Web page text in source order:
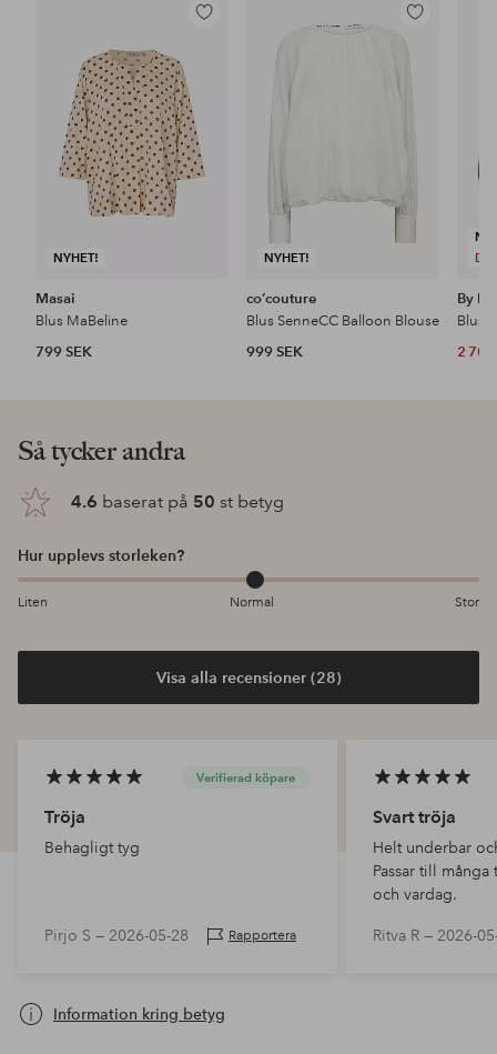
NYHET!
Lägg
Masai
Blus MaBeline
799 SEK
NYHET!
Lägg
co’couture
Blus SenneCC Balloon Blouse
999 SEK
By
2 700
Så tycker andra
4.6 baserat på 50 st betyg
Hur upplevs storleken?
Liten Normal Stor
Visa alla recensioner (28)
Verifierad köpare
Tröja
Behagligt tyg
Pirjo S — 2026-05-28 Rapportera
Svart tröja
Helt underbar
Passar till
och vardag.
Ritva R — 2026-
Information kring betyg